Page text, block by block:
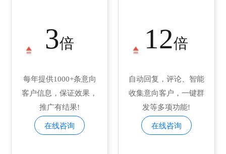
3倍
每年提供1000+条意向
客户信息，保证效果，
推广有结果!
在线咨询
12倍
自动回复，评论、智能
收集意向客户，一键群
发等多项功能!
在线咨询